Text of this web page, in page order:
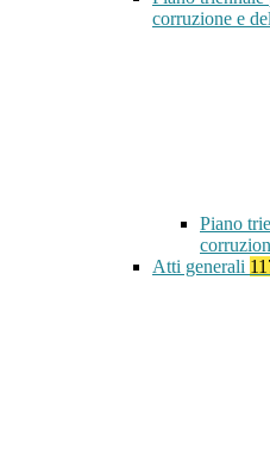
corruzione e
Piano
Atti generali